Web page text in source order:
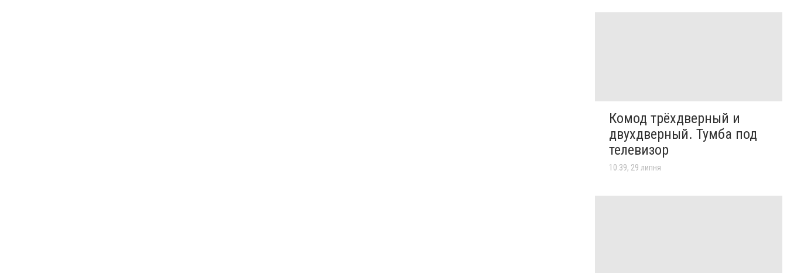
Комод трёхдверный и
двухдверный. Тумба под
телевизор
10:39, 29 липня